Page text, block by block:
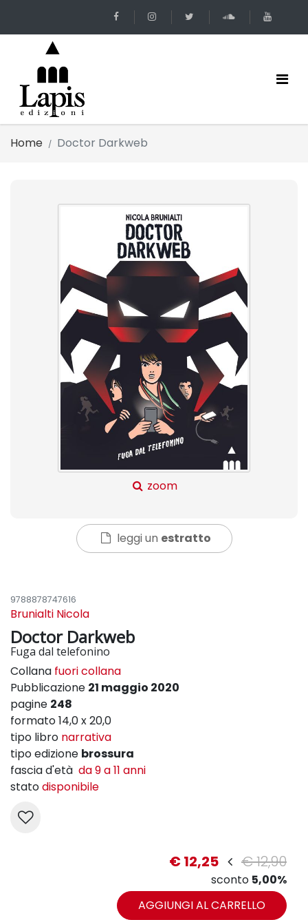
Home Doctor Darkweb
zoom
leggi un estratto
9788878747616
Brunialti Nicola
Doctor Darkweb
Fuga dal telefonino
Collana fuori collana
Pubblicazione 21 maggio 2020
pagine 248
formato 14,0 x 20,0
tipo libro narrativa
tipo edizione brossura
fascia d'età da 9 a 11 anni
statodisponibile
€ 12,25 € 12,90
sconto 5,00%
AGGIUNGI AL CARRELLO